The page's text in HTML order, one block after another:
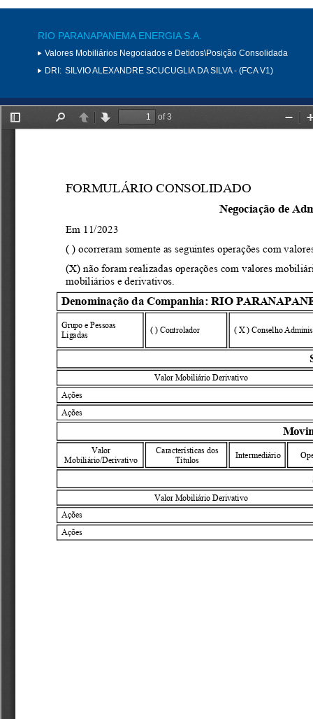
RIO PARANAPANEMA ENERGIA S.A.
Valores Mobiliários Negociados e Detidos\Posição Consolidada
DRI: SILVIO ALEXANDRE SCUCUGLIA DA SILVA - (FCA V1)